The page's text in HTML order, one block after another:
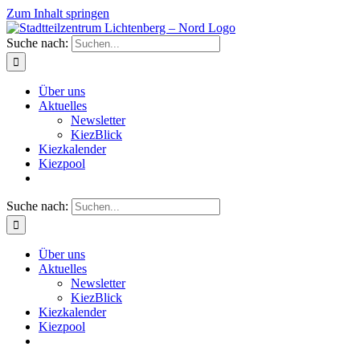
Zum Inhalt springen
Suche nach:
Über uns
Aktuelles
Newsletter
KiezBlick
Kiezkalender
Kiezpool
Suche nach:
Über uns
Aktuelles
Newsletter
KiezBlick
Kiezkalender
Kiezpool